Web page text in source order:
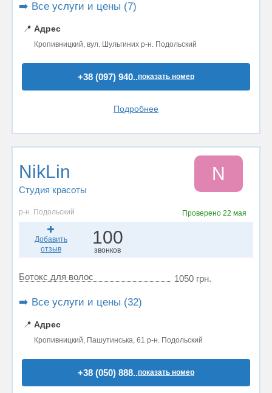
➡️ Все услуги и цены (7)
📍 Адрес
Кропивницкий, вул. Шульгиних р-н. Подольский
+38 (097) 940..показать номер
Подробнее
NikLin
Студия красоты
N
р-н. Подольский Проверено 22 мая
Добавить
отзыв
100
звонков
Ботокс для волос 1050 грн.
➡️ Все услуги и цены (32)
📍 Адрес
Кропивницкий, Пашутинська, 61 р-н. Подольский
+38 (050) 888..показать номер